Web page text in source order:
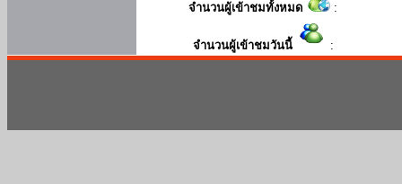
จำนวนผู้เข้าชมทั้งหมด :
จำนวนผู้เข้าชมวันนี้ :